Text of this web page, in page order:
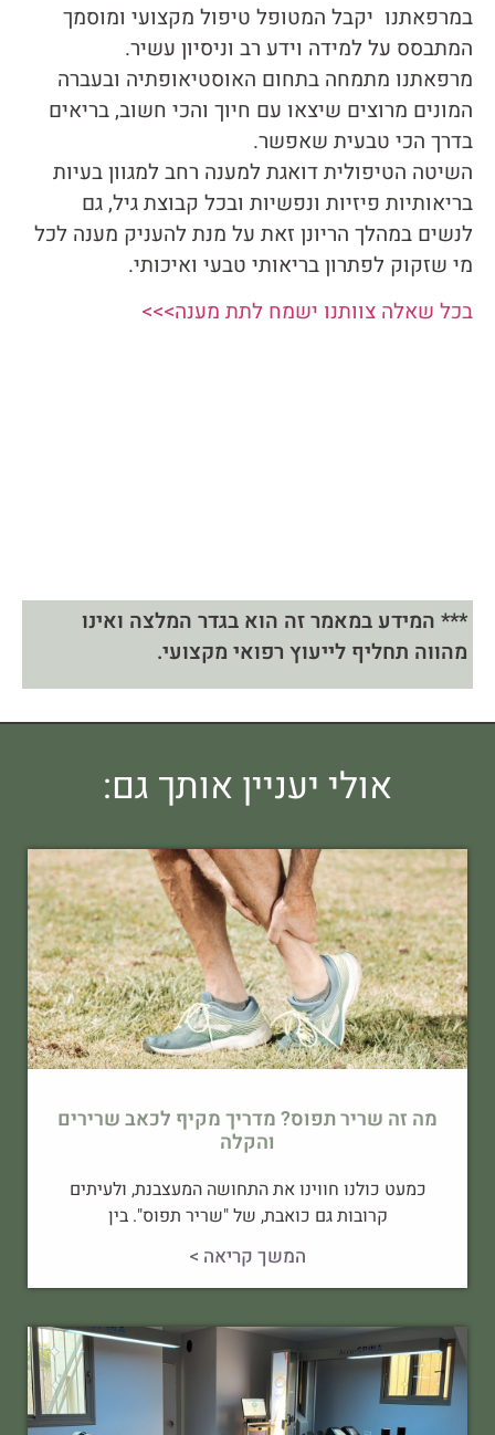
במרפאתנו יקבל המטופל טיפול מקצועי ומוסמך
המתבסס על למידה וידע רב וניסיון עשיר.
מרפאתנו מתמחה בתחום האוסטיאופתיה ובעברה
המונים מרוצים שיצאו עם חיוך והכי חשוב, בריאים
בדרך הכי טבעית שאפשר.
השיטה הטיפולית דואגת למענה רחב למגוון בעיות
בריאותיות פיזיות ונפשיות ובכל קבוצת גיל, גם
לנשים במהלך הריונן זאת על מנת להעניק מענה לכל
מי שזקוק לפתרון בריאותי טבעי ואיכותי.
בכל שאלה צוותנו ישמח לתת מענה>>>
*** המידע במאמר זה הוא בגדר המלצה ואינו
מהווה תחליף לייעוץ רפואי מקצועי.
אולי יעניין אותך גם:
מה זה שריר תפוס? מדריך מקיף לכאב שרירים
והקלה
כמעט כולנו חווינו את התחושה המעצבנת, ולעיתים
קרובות גם כואבת, של "שריר תפוס". בין
המשך קריאה >